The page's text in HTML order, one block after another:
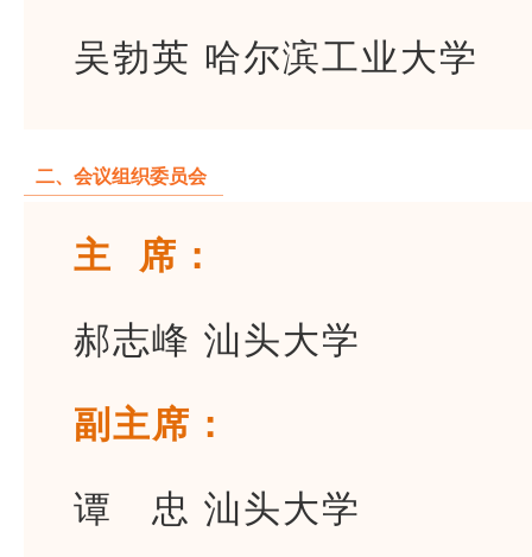
吴勃英 哈尔滨工业大学
二、会议组织委员会
主 席：
郝志峰 汕头大学
副主席：
谭 忠 汕头大学